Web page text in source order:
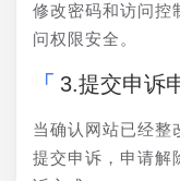
修改密码和访问控
问权限安全。
3.提交申诉
当确认网站已经整
提交申诉，申请解